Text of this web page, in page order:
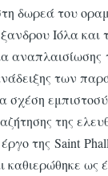
δωρεά του
Ιόλα και
αναπλαισίωσης
των
σχέση
της
της Saint
καθιερώθηκε ως